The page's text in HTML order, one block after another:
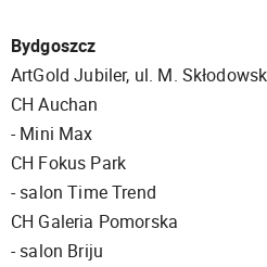
Bydgoszcz
ArtGold Jubiler, ul. M.
CH Auchan
- Mini Max
CH Fokus Park
- salon Time Trend
CH Galeria Pomorska
- salon Briju